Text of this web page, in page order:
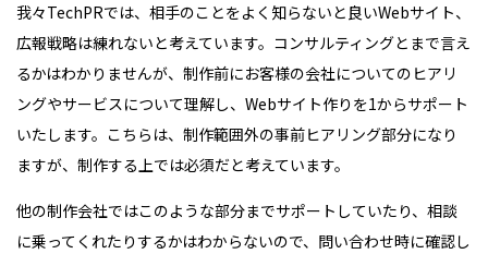
我々TechPRでは、相手のことをよく知らないと良いWebサイト、
広報戦略は練れないと考えています。コンサルティングとまで言え
るかはわかりませんが、制作前にお客様の会社についてのヒアリ
ングやサービスについて理解し、Webサイト作りを1からサポート
いたします。こちらは、制作範囲外の事前ヒアリング部分になり
ますが、制作する上では必須だと考えています。
他の制作会社ではこのような部分までサポートしていたり、相談
に乗ってくれたりするかはわからないので、問い合わせ時に確認し